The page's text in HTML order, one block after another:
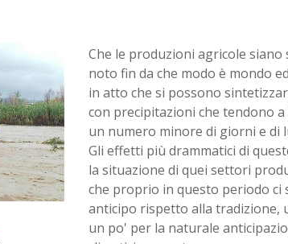
Che le produzioni agricole
noto fin da che modo è mondo
in atto che si possono
con precipitazioni che tendono
un numero minore di giorni e di
Gli effetti più drammatici di
la situazione di quei settori
che proprio in questo periodo ci
anticipo rispetto alla tradizione,
un po' per la naturale